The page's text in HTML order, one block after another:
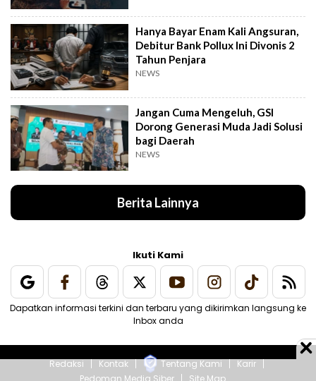
Hanya Bayar Enam Kali Angsuran,
Debitur Bank Pollux Ini Divonis 2
Tahun Penjara
NEWS
Jangan Cuma Mengeluh, GSI
Dorong Generasi Muda Jadi Solusi
bagi Daerah
NEWS
Berita Lainnya
Ikuti Kami
Dapatkan informasi terkini dan terbaru yang dikirimkan langsung ke
Inbox anda
Redaksi Kontak Tentang Kami
Karir
Pedoman Media Siber
Site Map